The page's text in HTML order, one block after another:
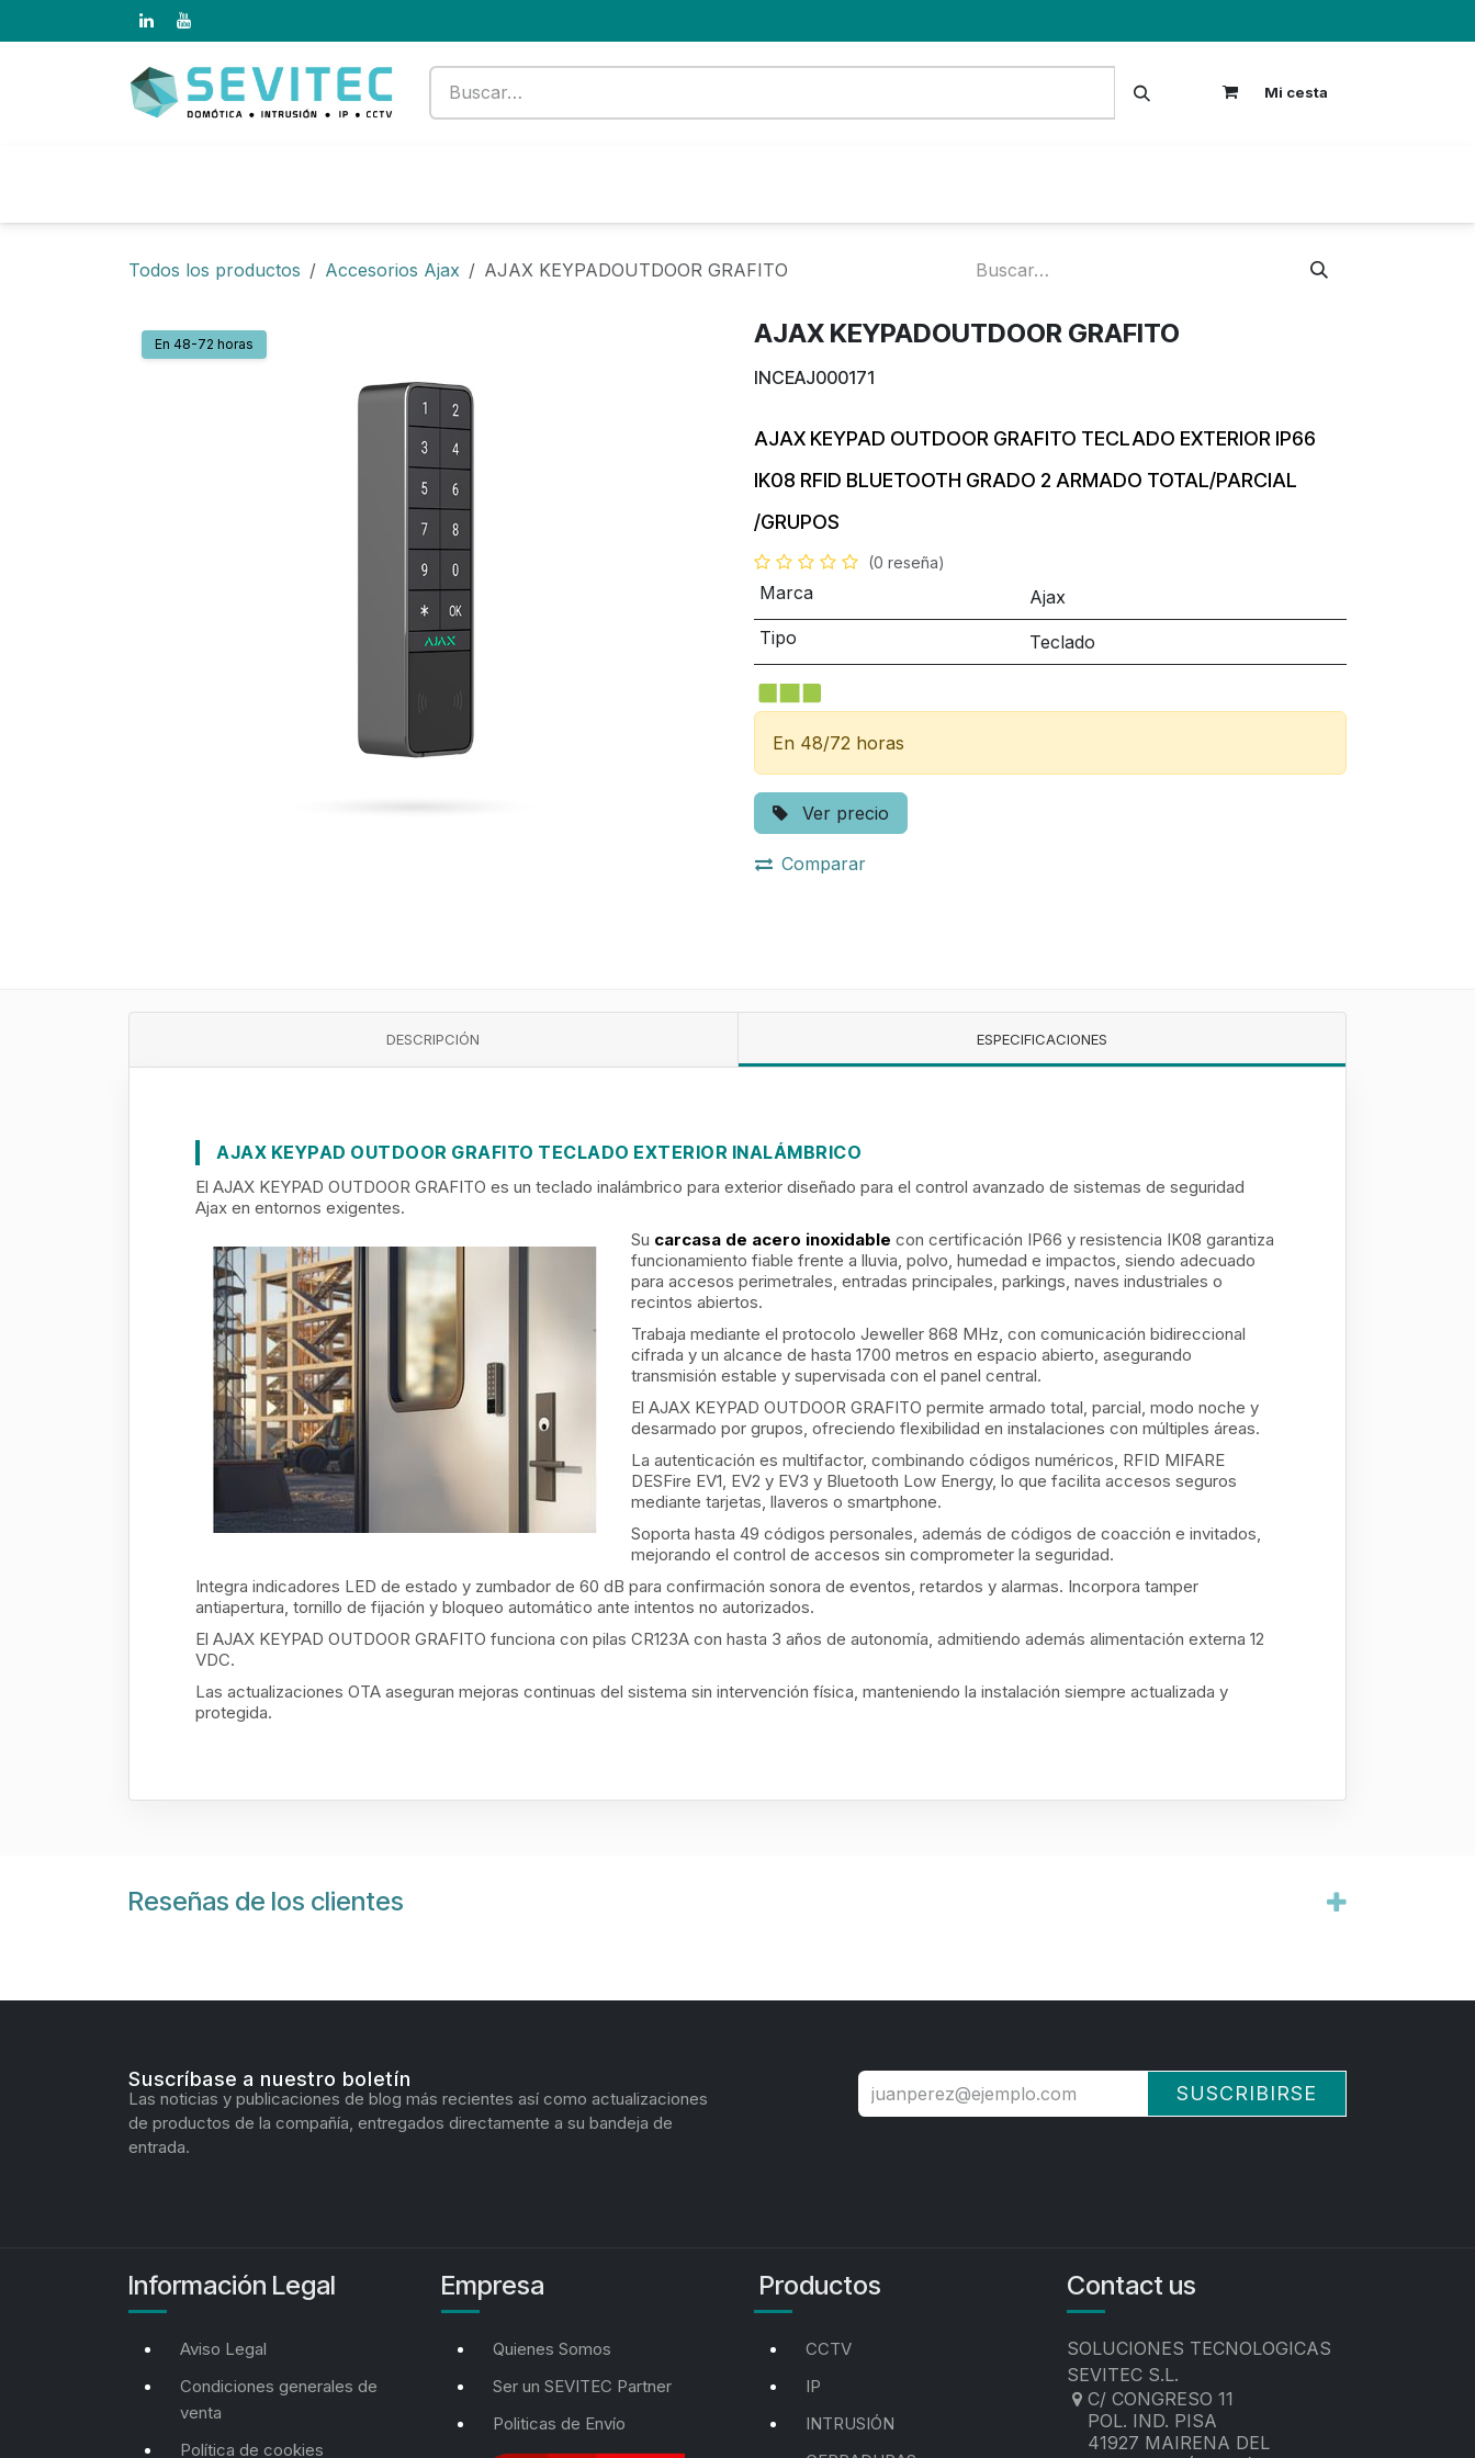
Mi cesta
Todos los productos Accesorios Ajax AJAX KEYPADOUTDOOR GRAFITO
En 48-72 horas AJAX KEYPADOUTDOOR GRAFITO
INCEAJ000171
AJAX KEYPAD OUTDOOR GRAFITO TECLADO EXTERIOR IP66
IK08 RFID BLUETOOTH GRADO 2 ARMADO TOTAL/PARCIAL
/GRUPOS
(0 reseña)
Marca
Ajax
Tipo
Teclado
En 48/72 horas
Ver precio
Comparar
DESCRIPCIÓN ESPECIFICACIONES
AJAX KEYPAD OUTDOOR GRAFITO TECLADO EXTERIOR INALÁMBRICO
El AJAX KEYPAD OUTDOOR GRAFITO es un teclado inalámbrico para exterior diseñado para el control avanzado de sistemas de seguridad
Ajax en entornos exigentes.
Su carcasa de acero inoxidable con certificación IP66 y resistencia IK08 garantiza
funcionamiento fiable frente a lluvia, polvo, humedad e impactos, siendo adecuado
para accesos perimetrales, entradas principales, parkings, naves industriales o
recintos abiertos.
Trabaja mediante el protocolo Jeweller 868 MHz, con comunicación bidireccional
cifrada y un alcance de hasta 1700 metros en espacio abierto, asegurando
transmisión estable y supervisada con el panel central.
El AJAX KEYPAD OUTDOOR GRAFITO permite armado total, parcial, modo noche y
desarmado por grupos, ofreciendo flexibilidad en instalaciones con múltiples áreas.
La autenticación es multifactor, combinando códigos numéricos, RFID MIFARE
DESFire EV1, EV2 y EV3 y Bluetooth Low Energy, lo que facilita accesos seguros
mediante tarjetas, llaveros o smartphone.
Soporta hasta 49 códigos personales, además de códigos de coacción e invitados,
mejorando el control de accesos sin comprometer la seguridad.
Integra indicadores LED de estado y zumbador de 60 dB para confirmación sonora de eventos, retardos y alarmas. Incorpora tamper
antiapertura, tornillo de fijación y bloqueo automático ante intentos no autorizados.
El AJAX KEYPAD OUTDOOR GRAFITO funciona con pilas CR123A con hasta 3 años de autonomía, admitiendo además alimentación externa 12
VDC.
Las actualizaciones OTA aseguran mejoras continuas del sistema sin intervención física, manteniendo la instalación siempre actualizada y
protegida.
Reseñas de los clientes
Suscríbase a nuestro boletín
Las noticias y publicaciones de blog más recientes así como actualizaciones
de productos de la compañía, entregados directamente a su bandeja de
entrada.
SUSCRIBIRSE
Información Legal
Aviso Legal
Condiciones generales de
venta
Política de cookies
Empresa
Quienes Somos
Ser un SEVITEC Partner
Politicas de Envío
Productos
CCTV
IP
INTRUSIÓN
Contact us
SOLUCIONES TECNOLOGICAS
SEVITEC S.L.
C/ CONGRESO 11
POL. IND. PISA
41927 MAIRENA DEL